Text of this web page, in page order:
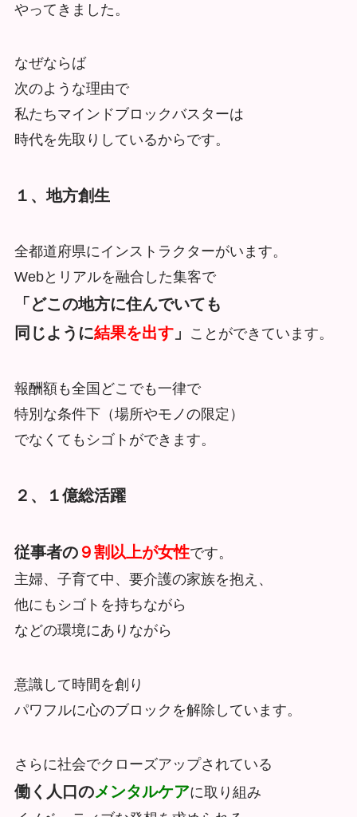
やってきました。
なぜならば
次のような理由で
私たちマインドブロックバスターは
時代を先取りしているからです。
１、地方創生
全都道府県にインストラクターがいます。
Webとリアルを融合した集客で
「どこの地方に住んでいても
同じように結果を出す」 ことができています。
報酬額も全国どこでも一律で
特別な条件下（場所やモノの限定）
でなくてもシゴトができます。
２、１億総活躍
従事者の９割以上が女性です。
主婦、子育て中、要介護の家族を抱え、
他にもシゴトを持ちながら
などの環境にありながら
意識して時間を創り
パワフルに心のブロックを解除しています。
さらに社会でクローズアップされている
働く人口のメンタルケアに取り組み